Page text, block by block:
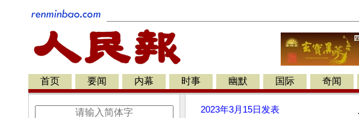
首页 要闻 内幕 时事 幽默 国际 奇闻
2023年3月15日 发表